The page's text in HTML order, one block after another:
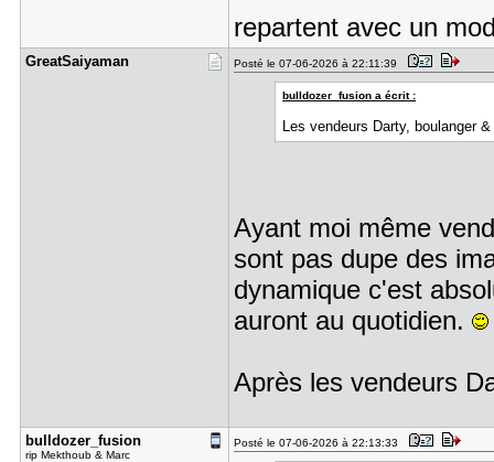
repartent avec un
GreatSaiya​man Posté le 07-06-2026 à 22:11:39
bulldozer_fusion a écrit :
Les vendeurs Darty, boulanger
Ayant moi même
sont pas dupe des
dynamique c'est
auront au quotidien.
Après les vendeurs
bulldozer_​fusion
rip Mekthoub & Marc
Posté le 07-06-2026 à 22:13:33